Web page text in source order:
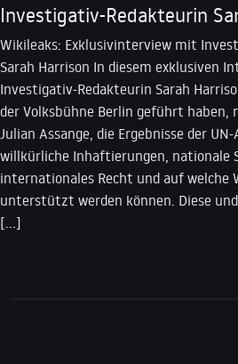
Investigativ-Redakteurin
Wikileaks: Exklusivinterview mit
Sarah Harrison In diesem exklusiven
Investigativ-Redakteurin Sarah
der Volksbühne Berlin geführt haben,
Julian Assange, die Ergebnisse der
willkürliche Inhaftierungen, nationale
internationales Recht und auf welche
unterstützt werden können. Diese
[…]